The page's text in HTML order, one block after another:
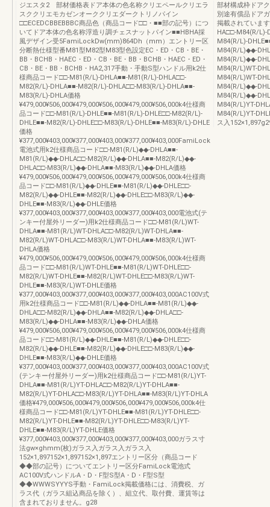
ジエスタ2 部材価格表ドア本体の色名称クリエペールクリエラ
スククリエモカゼンオーククリエダークトリノパイン
□□ECEDCBBEBBBC商品色（商品コード□□・■■部の記号）につ
いてドア本体の色名称浮造り調チェスナットパイン■■HBHA採
風デザイン受5FamiLockDw(mm)864Dh（mm）エントリー区
分断熱仕様型番M81型M82型M83型色設定EC・ED・CB・BE・
BB・BCHB・HAEC・ED・CB・BE・BB・BCHB・HAEC・ED・
CB・BE・BB・BCHB・HA2,317手動・手動S型ハンドル用k2仕
様商品コード□□-M81(R/L)-DHLA■■-M81(R/L)-DHLA□□-
M82(R/L)-DHLA■■-M82(R/L)-DHLA□□-M83(R/L)-DHLA■■-
M83(R/L)-DHLA価格
¥479,000¥506,000¥479,000¥506,000¥479,000¥506,000k4仕様商
品コード□□-M81(R/L)-DHLE■■-M81(R/L)-DHLE□□-M82(R/L)-
DHLE■■-M82(R/L)-DHLE□□-M83(R/L)-DHLE■■-M83(R/L)-DHLE
価格
¥377,000¥403,000¥377,000¥403,000¥377,000¥403,000FamiLock
電池式用k2仕様商品コード□□-M81(R/L)◆◆-DHLA■■-
M81(R/L)◆◆-DHLA□□-M82(R/L)◆◆-DHLA■■-M82(R/L)◆◆-
DHLA□□-M83(R/L)◆◆-DHLA■■-M83(R/L)◆◆-DHLA価格
¥479,000¥506,000¥479,000¥506,000¥479,000¥506,000k4仕様商
品コード□□-M81(R/L)◆◆-DHLE■■-M81(R/L)◆◆-DHLE□□-
M82(R/L)◆◆-DHLE■■-M82(R/L)◆◆-DHLE□□-M83(R/L)◆◆-
DHLE■■-M83(R/L)◆◆-DHLE価格
¥377,000¥403,000¥377,000¥403,000¥377,000¥403,000電池式(テ
ンキー付屋外リーダー)用k2仕様商品コード□□-M81(R/L)WT-
DHLA■■-M81(R/L)WT-DHLA□□-M82(R/L)WT-DHLA■■-
M82(R/L)WT-DHLA□□-M83(R/L)WT-DHLA■■-M83(R/L)WT-
DHLA価格
¥479,000¥506,000¥479,000¥506,000¥479,000¥506,000k4仕様商
品コード□□-M81(R/L)WT-DHLE■■-M81(R/L)WT-DHLE□□-
M82(R/L)WT-DHLE■■-M82(R/L)WT-DHLE□□-M83(R/L)WT-
DHLE■■-M83(R/L)WT-DHLE価格
¥377,000¥403,000¥377,000¥403,000¥377,000¥403,000AC100V式
用k2仕様商品コード□□-M81(R/L)◆◆-DHLA■■-M81(R/L)◆◆-
DHLA□□-M82(R/L)◆◆-DHLA■■-M82(R/L)◆◆-DHLA□□-
M83(R/L)◆◆-DHLA■■-M83(R/L)◆◆-DHLA価格
¥479,000¥506,000¥479,000¥506,000¥479,000¥506,000k4仕様商
品コード□□-M81(R/L)◆◆-DHLE■■-M81(R/L)◆◆-DHLE□□-
M82(R/L)◆◆-DHLE■■-M82(R/L)◆◆-DHLE□□-M83(R/L)◆◆-
DHLE■■-M83(R/L)◆◆-DHLE価格
¥377,000¥403,000¥377,000¥403,000¥377,000¥403,000AC100V式
(テンキー付屋外リーダー)用k2仕様商品コード□□-M81(R/L)YT-
DHLA■■-M81(R/L)YT-DHLA□□-M82(R/L)YT-DHLA■■-
M82(R/L)YT-DHLA□□-M83(R/L)YT-DHLA■■-M83(R/L)YT-DHLA
価格¥479,000¥506,000¥479,000¥506,000¥479,000¥506,000k4仕
様商品コード□□-M81(R/L)YT-DHLE■■-M81(R/L)YT-DHLE□□-
M82(R/L)YT-DHLE■■-M82(R/L)YT-DHLE□□-M83(R/L)YT-
DHLE■■-M83(R/L)YT-DHLE価格
¥377,000¥403,000¥377,000¥403,000¥377,000¥403,000ガラス寸
法gw×ghmm(枚)ガラス入ガラス入ガラス入
152×1,897152×1,897152×1,897エントリー区分（商品コード
◆◆部の記号）についてエントリー区分FamiLock電池式
AC100V式ハンドルA・D・F型S型A・D・F型S型
◆◆WWWSYYYS手動・FamiLock掲載価格には、消費税、ガ
ラス代（ガラス組込商品を除く）、組立代、取付費、運賃等は
含まれておりません。g28
部材構成枠ドア
別途有償品ドア
掲載されていま
HA□□-M84(R/L)-
M84(R/L)-
M84(R/L)◆◆-
M84(R/L)◆◆-
M84(R/L)WT-
M84(R/L)WT-
M84(R/L)◆◆-
M84(R/L)◆◆-
M84(R/L)YT-
M84(R/L)YT-
ス入